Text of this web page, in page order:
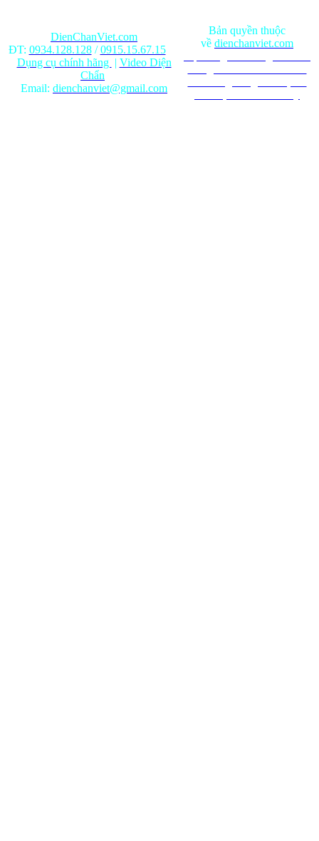
DienChanViet.com
ĐT: 0934.128.128/0915.15.67.15
Dụng cụ chính hãng | Video Diện
Chẩn
Email: dienchanviet@gmail.com
Bản quyền thuộc
về dienchanviet.com